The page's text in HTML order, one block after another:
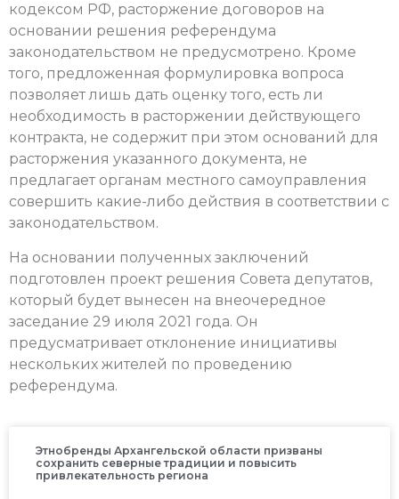
кодексом РФ, расторжение договоров на
основании решения референдума
законодательством не предусмотрено. Кроме
того, предложенная формулировка вопроса
позволяет лишь дать оценку того, есть ли
необходимость в расторжении действующего
контракта, не содержит при этом оснований для
расторжения указанного документа, не
предлагает органам местного самоуправления
совершить какие-либо действия в соответствии с
законодательством.
На основании полученных заключений
подготовлен проект решения Совета депутатов,
который будет вынесен на внеочередное
заседание 29 июля 2021 года. Он
предусматривает отклонение инициативы
нескольких жителей по проведению
референдума.
Этнобренды Архангельской области призваны
сохранить северные традиции и повысить
привлекательность региона